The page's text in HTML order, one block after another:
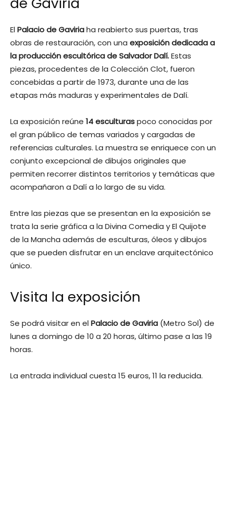
ElPalacio de Gaviriaha reabierto sus puertas, tras
obras de restauración, con una exposición dedicada a
la producción escultórica de Salvador Dalí.Estas
piezas, procedentes de la Colección Clot, fueron
concebidas a partir de 1973, durante una de las
etapas más maduras y experimentales de Dalí.
La exposición reúne 14 esculturaspoco conocidas por
el gran público de temas variados y cargadas de
referencias culturales. La muestra se enriquece con un
conjunto excepcional de dibujos originales que
permiten recorrer distintos territorios y temáticas que
acompañaron a Dalí a lo largo de su vida.
Entre las piezas que se presentan en la exposición se
trata la serie gráfica a la Divina Comedia y El Quijote
de la Mancha además de esculturas, óleos y dibujos
que se pueden disfrutar en un enclave arquitectónico
único.
Visita la exposición
Se podrá visitar en elPalacio de Gaviria (Metro Sol) de
lunes a domingo de 10 a 20 horas, último pase a las 19
horas.
La entrada individual cuesta 15 euros, 11 la reducida.